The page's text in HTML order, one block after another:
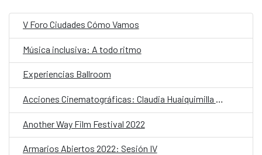
V Foro Ciudades Cómo Vamos
Música inclusiva: A todo ritmo
Experiencias Ballroom
Acciones Cinematográficas: Claudia Huaiquimilla y Wari Gálvez
Another Way Film Festival 2022
Armarios Abiertos 2022: Sesión IV